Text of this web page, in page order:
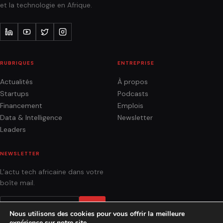
et la technologie en Afrique.
RUBRIQUES
Actualités
Startups
Financement
Data & Intelligence
Leaders
ENTREPRISE
À propos
Podcasts
Emplois
Newsletter
NEWSLETTER
L'actu tech africaine dans votre
boîte mail.
Nous utilisons des cookies pour vous offrir la meilleure